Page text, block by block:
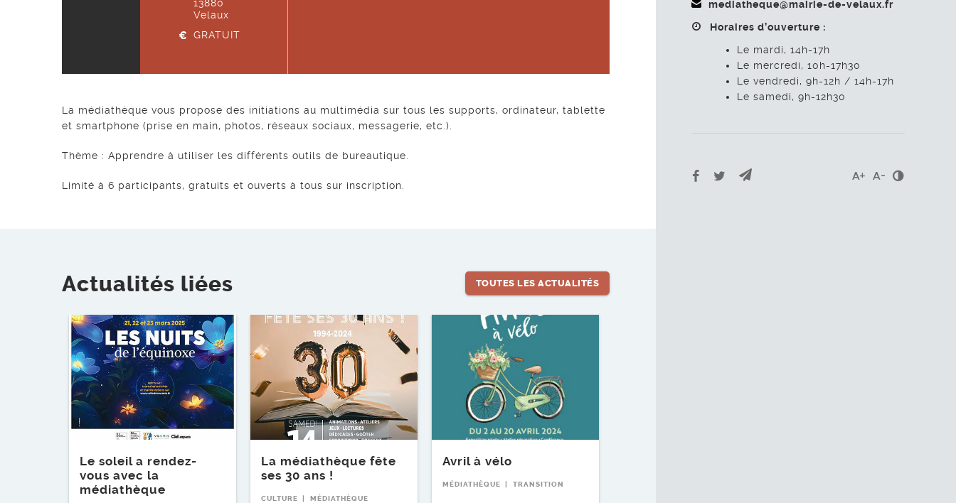
13880
Velaux
GRATUIT
La médiathèque vous propose des initiations au multimédia sur tous les supports, ordinateur, tablette
et smartphone (prise en main, photos, réseaux sociaux, messagerie, etc.).
Thème : Apprendre à utiliser les différents outils de bureautique.
Limité à 6 participants, gratuits et ouverts à tous sur inscription.
mediatheque@mairie-de-velaux.fr
Horaires d’ouverture :
Le mardi, 14h-17h
Le mercredi, 10h-17h30
Le vendredi, 9h-12h / 14h-17h
Le samedi, 9h-12h30
Partager sur Facebook
Partager sur Twitter
Envoyer par e-mailAgrandir le texte
Réduire le
Actualités liées TOUTES LES ACTUALITÉS
Le soleil a rendez-
vous avec la
médiathèque
Lire l'article
La médiathèque fête
ses 30 ans !
CULTURE MÉDIATHÈQUE
Lire l'article
Avril à vélo
MÉDIATHÈQUE TRANSITION
Lire l'article